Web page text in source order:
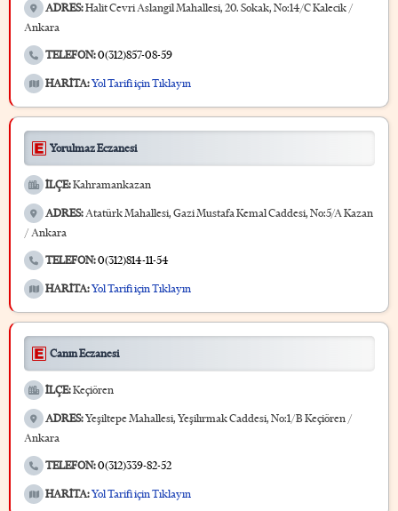
ADRES:Halit Cevri Aslangil Mahallesi, 20. Sokak, No:14/C Kalecik /
Ankara
TELEFON:0(312)857-08-59
HARİTA:Yol Tarifi için Tıklayın
Yorulmaz Eczanesi
İLÇE:Kahramankazan
ADRES:Atatürk Mahallesi, Gazi Mustafa Kemal Caddesi, No:5/A Kazan
/ Ankara
TELEFON:0(312)814-11-54
HARİTA:Yol Tarifi için Tıklayın
Canın Eczanesi
İLÇE:Keçiören
ADRES:Yeşiltepe Mahallesi, Yeşilırmak Caddesi, No:1/B Keçiören /
Ankara
TELEFON:0(312)339-82-52
HARİTA:Yol Tarifi için Tıklayın